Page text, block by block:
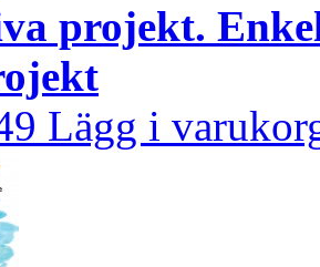
projekt.
Lägg i